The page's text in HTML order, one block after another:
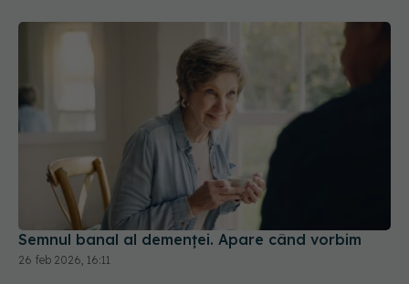
Semnul banal al demenței. Apare când vorbim
26 feb 2026, 16:11